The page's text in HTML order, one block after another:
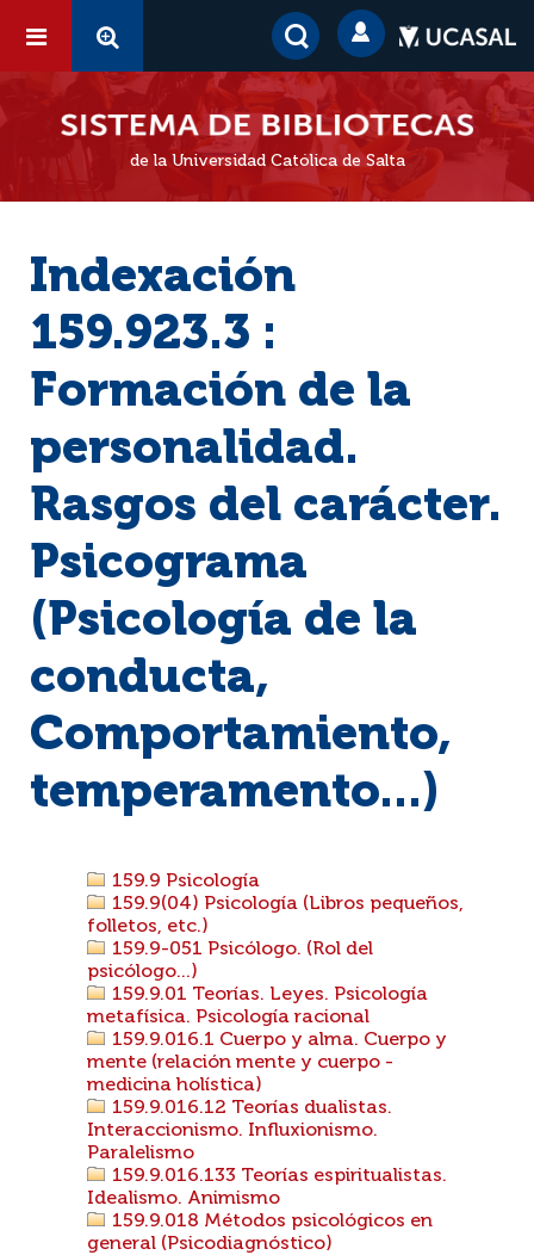
de la Universidad Católica de Salta
Indexación
159.923.3 :
Formación de la
personalidad.
Rasgos del carácter.
Psicograma
(Psicología de la
conducta,
Comportamiento,
temperamento...)
159.9 Psicología
159.9(04) Psicología (Libros pequeños,
folletos, etc.)
159.9-051 Psicólogo. (Rol del
psicólogo...)
159.9.01 Teorías. Leyes. Psicología
metafísica. Psicología racional
159.9.016.1 Cuerpo y alma. Cuerpo y
mente (relación mente y cuerpo -
medicina holística)
159.9.016.12 Teorías dualistas.
Interaccionismo. Influxionismo.
Paralelismo
159.9.016.133 Teorías espiritualistas.
Idealismo. Animismo
159.9.018 Métodos psicológicos en
general (Psicodiagnóstico)